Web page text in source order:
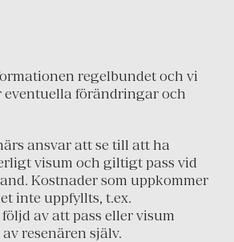
regelbundet och vi
eventuella förändringar och
ansvar att se till att ha
visum och giltigt pass vid
Kostnader som uppkommer
inte uppfyllts, t.ex.
av att pass eller visum
resenären själv.